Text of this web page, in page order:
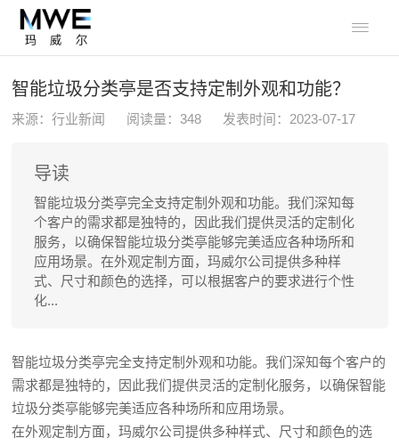

智能垃圾分类亭是否支持定制外观和功能？
来源：行业新闻 阅读量： 348 发表时间：2023-07-17
导读
智能垃圾分类亭完全支持定制外观和功能。我们深知每
个客户的需求都是独特的，因此我们提供灵活的定制化
服务，以确保智能垃圾分类亭能够完美适应各种场所和
应用场景。在外观定制方面，玛威尔公司提供多种样
式、尺寸和颜色的选择，可以根据客户的要求进行个性
化...
智能垃圾分类亭完全支持定制外观和功能。我们深知每个客户的
需求都是独特的，因此我们提供灵活的定制化服务，以确保智能
垃圾分类亭能够完美适应各种场所和应用场景。
在外观定制方面，玛威尔公司提供多种样式、尺寸和颜色的选